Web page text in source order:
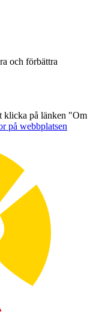
och förbättra
klicka på länken "Om
på webbplatsen